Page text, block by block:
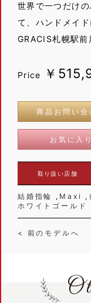
世界で一つだけ
て、ハンドメイド
GRACIS札幌駅
Price ￥
商品お問い合
お気に入り
取り扱い店舗
結婚指輪
Maxi
ホワイトゴールド
< 前のモデルへ